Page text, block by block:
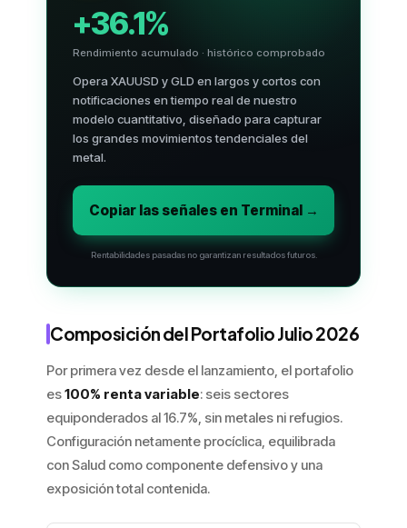
+36.1%
Rendimiento acumulado · histórico comprobado
Opera XAUUSD y GLD en largos y cortos con
notificaciones en tiempo real de nuestro
modelo cuantitativo, diseñado para capturar
los grandes movimientos tendenciales del
metal.
Copiar las señales en Terminal →
Rentabilidades pasadas no garantizan resultados futuros.
Composición del Portafolio Julio 2026
Por primera vez desde el lanzamiento, el portafolio
es100% renta variable: seis sectores
equiponderados al 16.7%, sin metales ni refugios.
Configuración netamente procíclica, equilibrada
con Salud como componente defensivo y una
exposición total contenida.